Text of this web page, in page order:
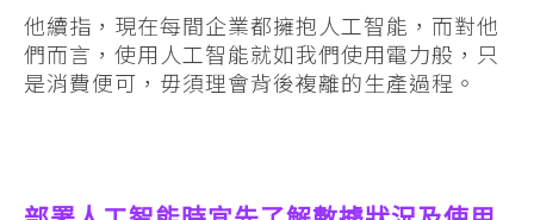
他續指，現在每間企業都擁抱人工智能，而對他
們而言，使用人工智能就如我們使用電力般，只
是消費便可，毋須理會背後複離的生產過程。